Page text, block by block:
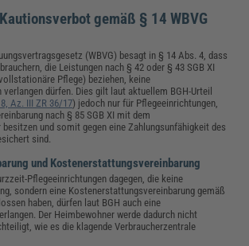
gemäß § 14 WBVG
(WBVG) besagt in § 14 Abs. 4, dass
die Leistungen nach § 42 oder § 43 SGB XI
Pflege) beziehen, keine
dürfen. Dies gilt laut aktuellem BGH-Urteil
Az. III ZR 36/17) jedoch nur für Pflegeeinrichtungen,
nach § 85 SGB XI mit dem
und somit gegen eine Zahlungsunfähigkeit des
sind.
und Kostenerstattungsvereinbarung
Pflegeeinrichtungen dagegen, die keine
sondern eine Kostenerstattungsvereinbarung gemäß
haben, dürfen laut BGH auch eine
Der Heimbewohner werde dadurch nicht
wie es die klagende Verbraucherzentrale